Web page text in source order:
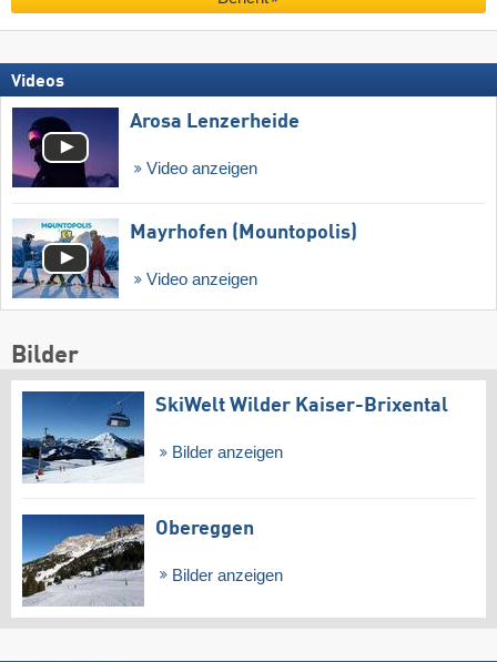
Videos
Arosa Lenzerheide
Video anzeigen
Mayrhofen (Mountopolis)
Video anzeigen
Bilder
SkiWelt Wilder Kaiser-Brixental
Bilder anzeigen
Obereggen
Bilder anzeigen